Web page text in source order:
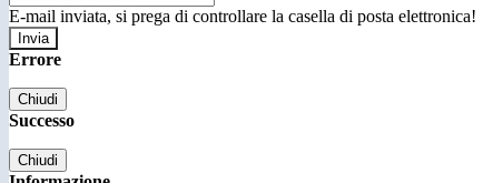
E-mail inviata, si prega di controllare la casella di posta elettronica!
Errore
Chiudi
Successo
Chiudi